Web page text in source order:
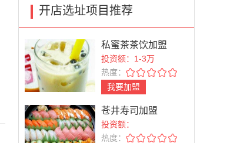
开店选址项目推荐
私蜜茶茶饮加盟
投资额：1-3万
热度：
我要加盟
苍井寿司加盟
投资额：
热度：